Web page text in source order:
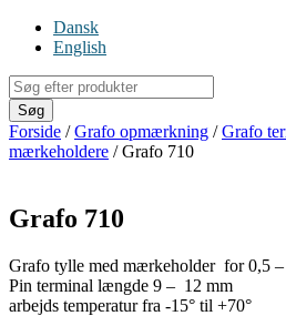
Dansk
English
Products
search
Søg
Forside /Grafo opmærkning /Grafo
mærkeholdere / Grafo 710
Grafo 710
Grafo tylle med mærkeholder for 0,5 –
Pin terminal længde 9 – 12 mm
arbejds temperatur fra -15° til +70°